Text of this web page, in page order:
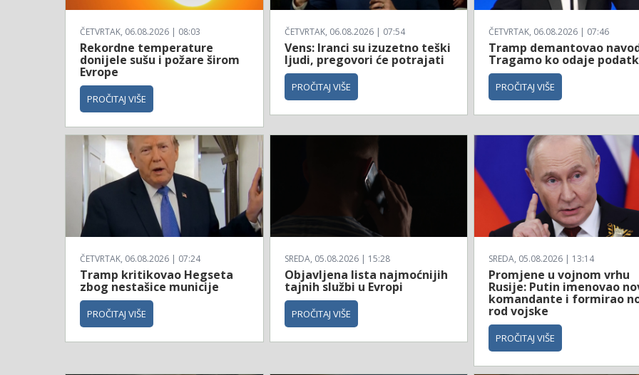
ČETVRTAK, 06.08.2026 | 08:03
Rekordne temperature
donijele sušu i požare širom
Evrope
PROČITAJ VIŠE
ČETVRTAK, 06.08.2026 | 07:54
Vens: Iranci su izuzetno teški
ljudi, pregovori će potrajati
PROČITAJ VIŠE
ČETVRTAK, 06.08.2026 | 07:46
Tramp demantovao
Tragamo ko odaje
PROČITAJ VIŠE
ČETVRTAK, 06.08.2026 | 07:24
Tramp kritikovao Hegseta
zbog nestašice municije
PROČITAJ VIŠE
SREDA, 05.08.2026 | 15:28
Objavljena lista najmoćnijih
tajnih službi u Evropi
PROČITAJ VIŠE
SREDA, 05.08.2026 | 13:14
Promjene u vojnom vrhu
Rusije: Putin imenovao
komandante i formirao
rod vojske
PROČITAJ VIŠE